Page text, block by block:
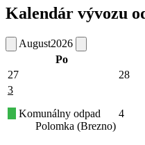
Kalendár vývozu
August2026
Po
27
28
3
Komunálny odpad
Polomka (Brezno)
4